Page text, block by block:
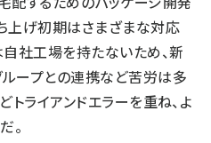
上げ初期はさまざまな対応
社工場を持たないため、新
ープとの連携など苦労は多
トライアンドエラーを重ね、よ
。